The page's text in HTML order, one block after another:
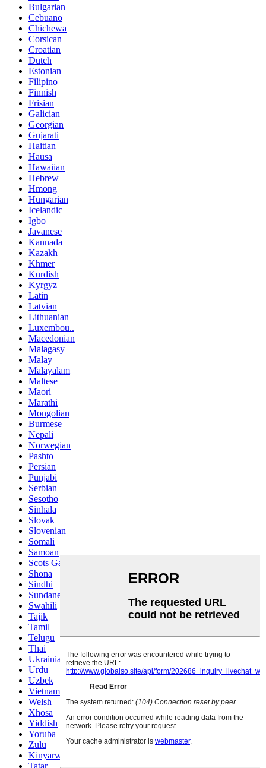
Bulgarian
Cebuano
Chichewa
Corsican
Croatian
Dutch
Estonian
Filipino
Finnish
Frisian
Galician
Georgian
Gujarati
Haitian
Hausa
Hawaiian
Hebrew
Hmong
Hungarian
Icelandic
Igbo
Javanese
Kannada
Kazakh
Khmer
Kurdish
Kyrgyz
Latin
Latvian
Lithuanian
Luxembou..
Macedonian
Malagasy
Malay
Malayalam
Maltese
Maori
Marathi
Mongolian
Burmese
Nepali
Norwegian
Pashto
Persian
Punjabi
Serbian
Sesotho
Sinhala
Slovak
Slovenian
Somali
Samoan
Scots Gaelic
Shona
Sindhi
Sundanese
Swahili
Tajik
Tamil
Telugu
Thai
Ukrainian
Urdu
Uzbek
Vietnamese
Welsh
Xhosa
Yiddish
Yoruba
Zulu
Kinyarwanda